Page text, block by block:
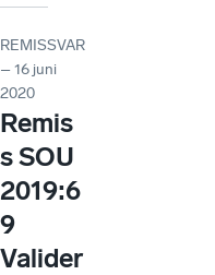
REMISSVAR
– 16 juni
2020
Remis
s SOU
2019:6
9
Valider